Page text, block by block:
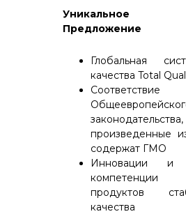
Уникальное
Предложение
Глобальная
качества Total
произведенные
содержат ГМО
Инновации и
продуктов
качества